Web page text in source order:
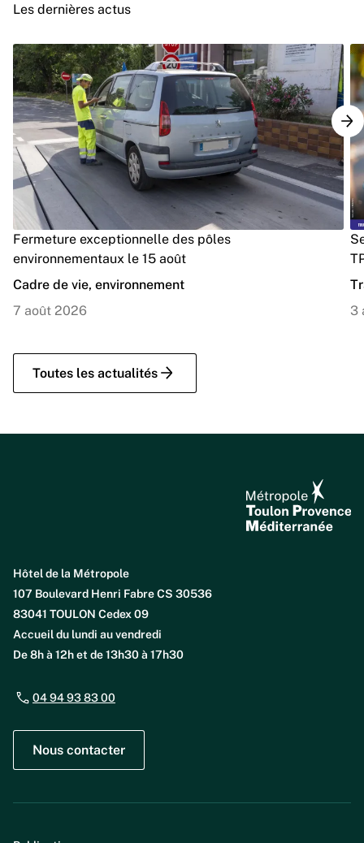
Les dernières actus
Toutes les actualités
Fermeture exceptionnelle des pôles
environnementaux le 15 août
Cadre de vie, environnement
7 août 2026
3
Hôtel de la Métropole
107 Boulevard Henri Fabre CS 30536
83041 TOULON Cedex 09
Accueil du lundi au vendredi
De 8h à 12h et de 13h30 à 17h30
04 94 93 83 00
Nous contacter